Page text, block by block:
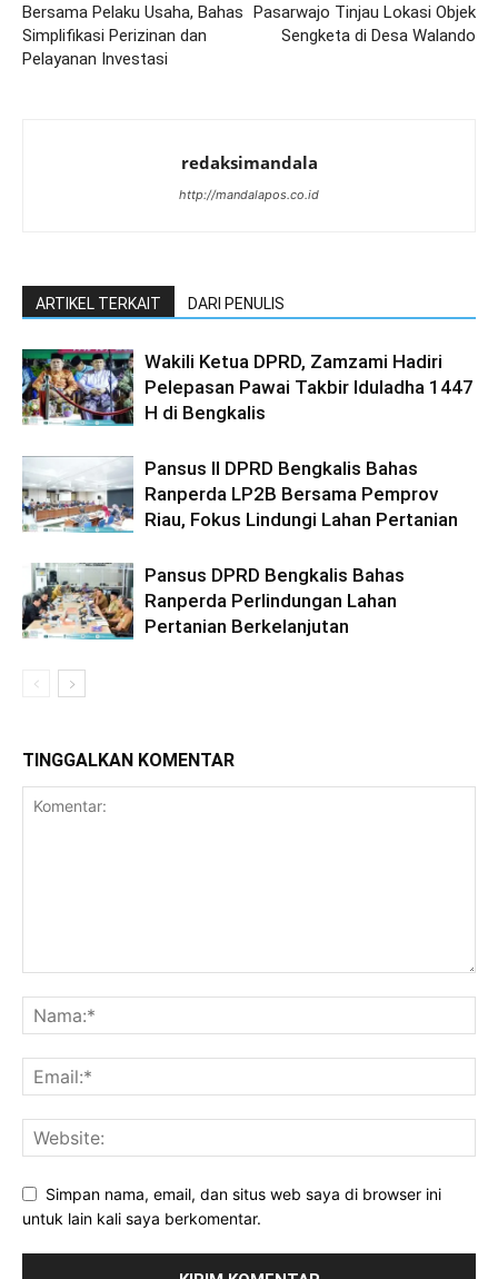
Bersama Pelaku Usaha, Bahas
Simplifikasi Perizinan dan
Pelayanan Investasi
Pasarwajo Tinjau Lokasi Objek
Sengketa di Desa Walando
redaksimandala
http://mandalapos.co.id
ARTIKEL TERKAIT DARI PENULIS
Wakili Ketua DPRD, Zamzami Hadiri
Pelepasan Pawai Takbir Iduladha 1447
H di Bengkalis
Pansus II DPRD Bengkalis Bahas
Ranperda LP2B Bersama Pemprov
Riau, Fokus Lindungi Lahan Pertanian
Pansus DPRD Bengkalis Bahas
Ranperda Perlindungan Lahan
Pertanian Berkelanjutan
TINGGALKAN KOMENTAR
Simpan nama, email, dan situs web saya di browser ini
untuk lain kali saya berkomentar.